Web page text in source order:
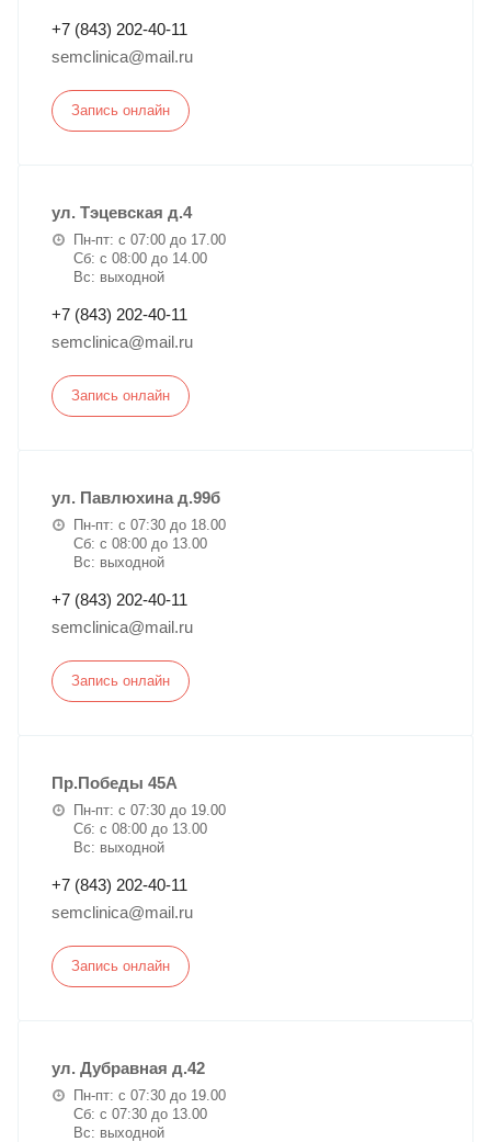
+7 (843) 202-40-11
semclinica@mail.ru
Запись онлайн
ул. Тэцевская д.4
Пн-пт: с 07:00 до 17.00
Сб: с 08:00 до 14.00
Вс: выходной
+7 (843) 202-40-11
semclinica@mail.ru
Запись онлайн
ул. Павлюхина д.99б
Пн-пт: с 07:30 до 18.00
Сб: с 08:00 до 13.00
Вс: выходной
+7 (843) 202-40-11
semclinica@mail.ru
Запись онлайн
Пр.Победы 45А
Пн-пт: с 07:30 до 19.00
Сб: с 08:00 до 13.00
Вс: выходной
+7 (843) 202-40-11
semclinica@mail.ru
Запись онлайн
ул. Дубравная д.42
Пн-пт: с 07:30 до 19.00
Сб: с 07:30 до 13.00
Вс: выходной